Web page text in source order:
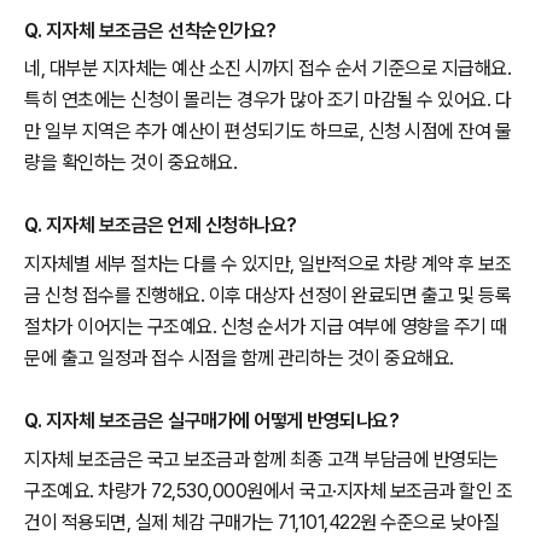
Q. 지자체 보조금은 선착순인가요?
네, 대부분 지자체는 예산 소진 시까지 접수 순서 기준으로 지급해요.
특히 연초에는 신청이 몰리는 경우가 많아 조기 마감될 수 있어요. 다
만 일부 지역은 추가 예산이 편성되기도 하므로, 신청 시점에 잔여 물
량을 확인하는 것이 중요해요.
Q. 지자체 보조금은 언제 신청하나요?
지자체별 세부 절차는 다를 수 있지만, 일반적으로 차량 계약 후 보조
금 신청 접수를 진행해요. 이후 대상자 선정이 완료되면 출고 및 등록
절차가 이어지는 구조예요. 신청 순서가 지급 여부에 영향을 주기 때
문에 출고 일정과 접수 시점을 함께 관리하는 것이 중요해요.
Q. 지자체 보조금은 실구매가에 어떻게 반영되나요?
지자체 보조금은 국고 보조금과 함께 최종 고객 부담금에 반영되는
구조예요. 차량가 72,530,000원에서 국고·지자체 보조금과 할인 조
건이 적용되면, 실제 체감 구매가는 71,101,422원 수준으로 낮아질